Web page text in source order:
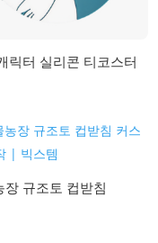
릭터 실리콘 티코스터
장 규조토 컵받침